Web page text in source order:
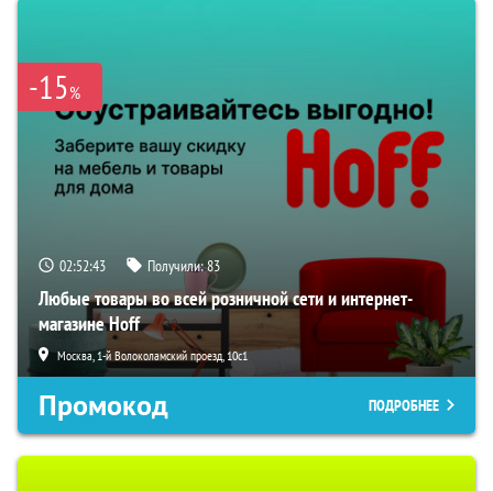
-15%
02:52:42 Получили:83
Любые товары во всей розничной сети и интернет-
магазине Hoff
Москва, 1-й Волоколамский проезд, 10с1
Промокод ПОДРОБНЕЕ